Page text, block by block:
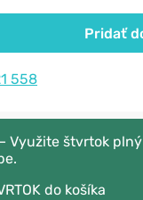
Pridať
558
– Využite štvrtok
do košíka